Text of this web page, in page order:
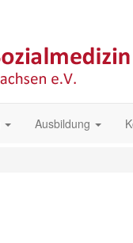
Ausbildung